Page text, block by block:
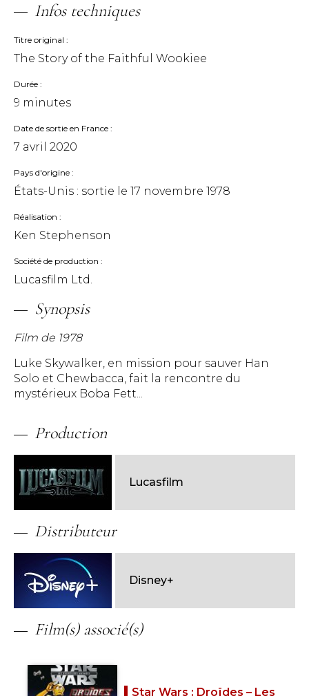
Infos techniques
Titre original
The Story of the Faithful Wookiee
Durée
9 minutes
Date de sortie en France
7 avril 2020
Pays d'origine
États-Unis : sortie le 17 novembre 1978
Réalisation
Ken Stephenson
Société de production
Lucasfilm Ltd.
Synopsis
Film de 1978
Luke Skywalker, en mission pour sauver Han
Solo et Chewbacca, fait la rencontre du
mystérieux Boba Fett...
Production
Lucasfilm
Distributeur
Disney+
Film(s) associé(s)
Star Wars : Droïdes – Les